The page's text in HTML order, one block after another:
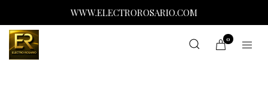
WWW.ELECTROROSARIO.COM
0